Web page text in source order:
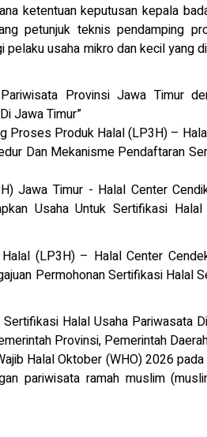
ketentuan keputusan kepala
petunjuk teknis pendamping
usaha mikro dan kecil yang
Provinsi Jawa Timur
Jawa Timur”
Proses Produk Halal (LP3H) –
Dan Mekanisme Pendaftaran
Jawa Timur - Halal Center
Usaha Untuk Sertifikasi
(LP3H) – Halal Center
Permohonan Sertifikasi Halal
Halal Usaha Pariwasata
Provinsi, Pemerintah
Halal Oktober (WHO) 2026
pariwisata ramah muslim